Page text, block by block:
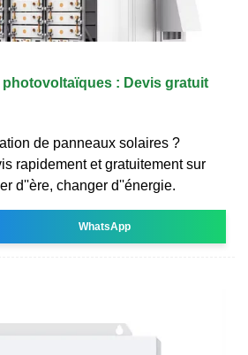
photovoltaïques : Devis gratuit
de panneaux solaires ?
rapidement et gratuitement sur
d''ère, changer d''énergie.
WhatsApp